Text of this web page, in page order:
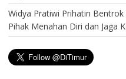
Widya Pratiwi Prihatin
Pihak Menahan Diri dan Jaga